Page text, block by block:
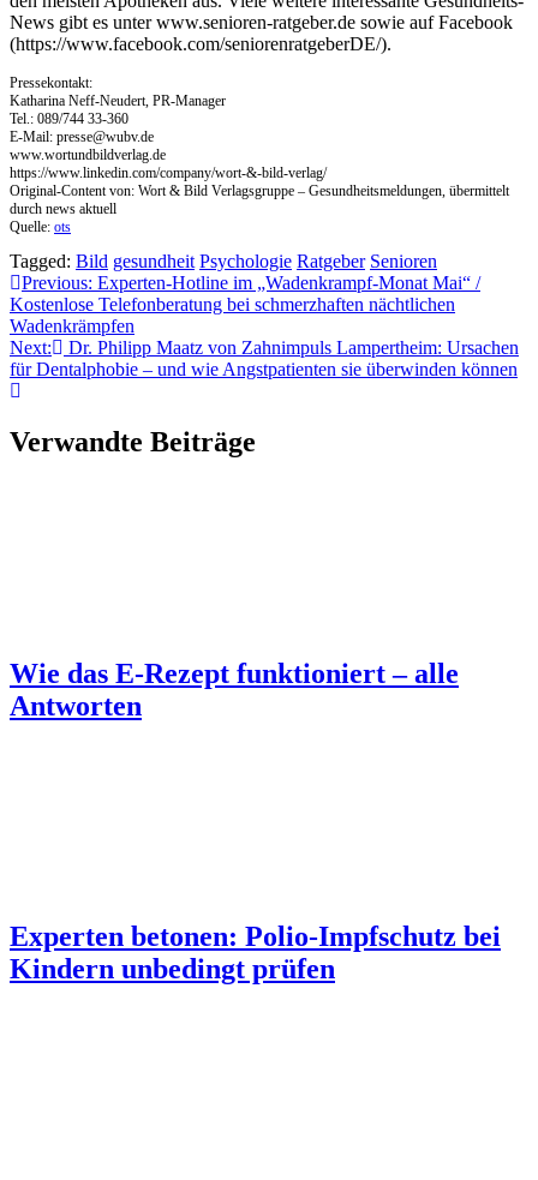
News gibt es unter www.senioren-ratgeber.de sowie auf Facebook
(https://www.facebook.com/seniorenratgeberDE/).
Pressekontakt:
Katharina Neff-Neudert, PR-Manager
Tel.: 089/744 33-360
E-Mail: presse@wubv.de
www.wortundbildverlag.de
https://www.linkedin.com/company/wort-&-bild-verlag/
Original-Content von: Wort & Bild Verlagsgruppe – Gesundheitsmeldungen, übermittelt
durch news aktuell
Quelle: ots
Tagged: Bild gesundheit Psychologie Ratgeber Senioren
Beitragsnavigation
Previous: Experten-Hotline im „Wadenkrampf-Monat Mai“ /
Kostenlose Telefonberatung bei schmerzhaften nächtlichen
Wadenkrämpfen
Next:
Dr. Philipp Maatz von Zahnimpuls Lampertheim: Ursachen
für Dentalphobie – und wie Angstpatienten sie überwinden können
Verwandte Beiträge
Wie das E-Rezept funktioniert – alle
Antworten
Experten betonen: Polio-Impfschutz bei
Kindern unbedingt prüfen